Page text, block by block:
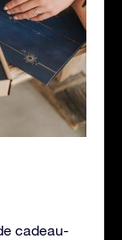
cadeau-